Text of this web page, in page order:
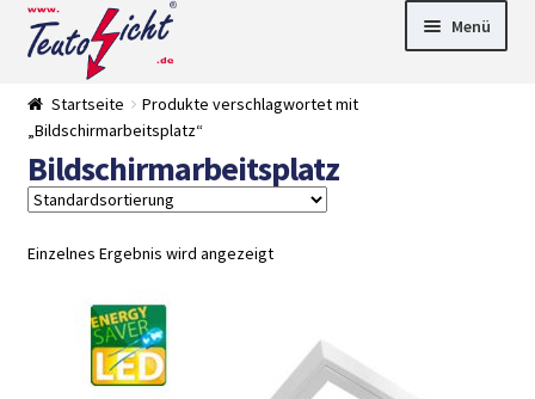
Zur
Navigation
springen
Springe
zum
Menü
Startseite
Produkte verschlagwortet mit
„Bildschirmarbeitsplatz“
Bildschirmarbeitsplatz
Einzelnes Ergebnis wird angezeigt